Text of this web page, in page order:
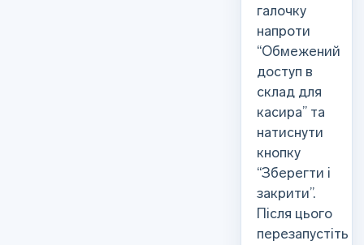
галочку
напроти
“Обмежений
доступ в
склад для
касира” та
натиснути
кнопку
“Зберегти і
закрити”.
Після цього
перезапустіть